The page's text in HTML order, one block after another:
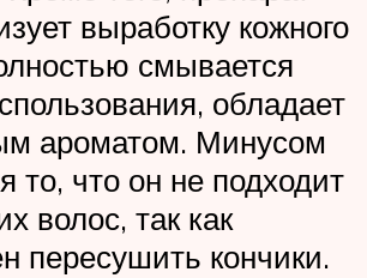
выработку кожного
смывается
обладает
ароматом. Минусом
то, что он не подходит
волос, так как
пересушить кончики.